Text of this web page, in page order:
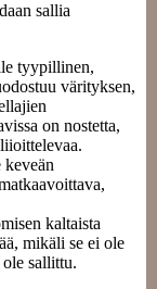
sallia
tyypillinen,
värityksen,
on nostetta,
kaltaista
mikäli se ei ole
sallittu.